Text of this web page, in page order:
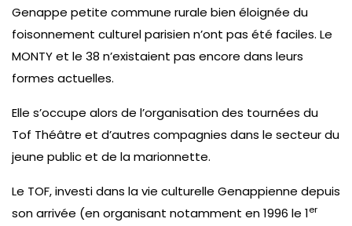
Genappe petite commune rurale bien éloignée du
foisonnement culturel parisien n’ont pas été faciles. Le
MONTY et le 38 n’existaient pas encore dans leurs
formes actuelles.
Elle s’occupe alors de l’organisation des tournées du
Tof Théâtre et d’autres compagnies dans le secteur du
jeune public et de la marionnette.
Le TOF, investi dans la vie culturelle Genappienne depuis
son arrivée (en organisant notamment en 1996 le 1er